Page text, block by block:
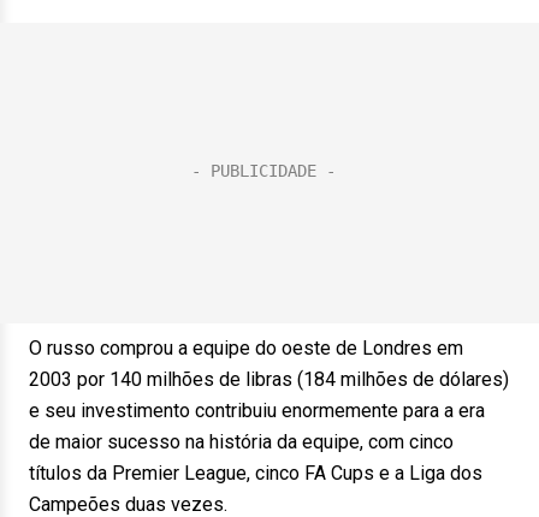
O russo comprou a equipe do oeste de Londres em
2003 por 140 milhões de libras (184 milhões de dólares)
e seu investimento contribuiu enormemente para a era
de maior sucesso na história da equipe, com cinco
títulos da Premier League, cinco FA Cups e a Liga dos
Campeões duas vezes.